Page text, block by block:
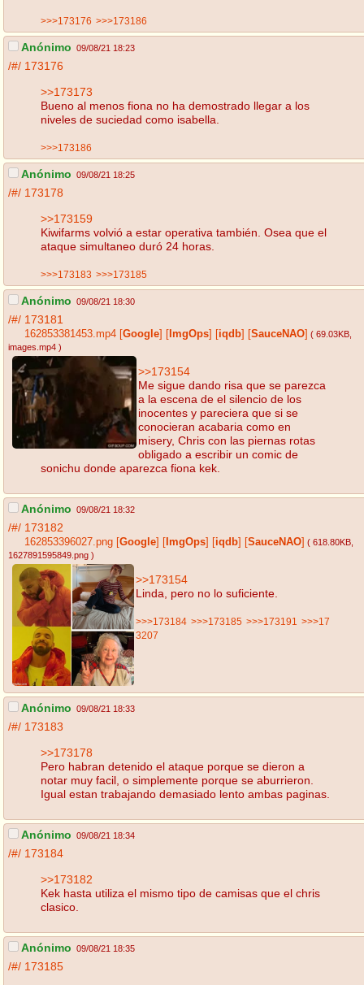
>>>173176 >>>173186
Anónimo 09/08/21 18:23
/#/ 173176
>>173173
Bueno al menos fiona no ha demostrado llegar a los
niveles de suciedad como isabella.
>>>173186
Anónimo 09/08/21 18:25
/#/ 173178
>>173159
Kiwifarms volvió a estar operativa también. Osea que el
ataque simultaneo duró 24 horas.
>>>173183 >>>173185
Anónimo 09/08/21 18:30
/#/ 173181
162853381453.mp4 Google ImgOps iqdb SauceNAO ( 69.03KB
images.mp4 )
>>173154
Me sigue dando risa que se parezca
a la escena de el silencio de los
inocentes y pareciera que si se
conocieran acabaria como en
misery, Chris con las piernas rotas
obligado a escribir un comic de
sonichu donde aparezca fiona kek.
Anónimo 09/08/21 18:32
/#/ 173182
162853396027.png Google ImgOps iqdb SauceNAO ( 618.80KB
1627891595849.png )
>>173154
Linda, pero no lo suficiente.
>>>173184 >>>173185 >>>173191
>>>17
3207
Anónimo 09/08/21 18:33
/#/ 173183
>>173178
Pero habran detenido el ataque porque se dieron a
notar muy facil, o simplemente porque se aburrieron.
Igual estan trabajando demasiado lento ambas paginas.
Anónimo 09/08/21 18:34
/#/ 173184
>>173182
Kek hasta utiliza el mismo tipo de camisas que el chris
clasico.
Anónimo 09/08/21 18:35
/#/ 173185